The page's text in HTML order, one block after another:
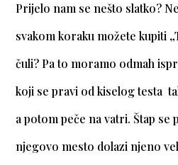
Prijelo nam se nešto slatko?
svakom koraku možete kupiti
čuli? Pa to moramo odmah
koji se pravi od kiselog testa
a potom peče na vatri. Štap se
njegovo mesto dolazi njeno